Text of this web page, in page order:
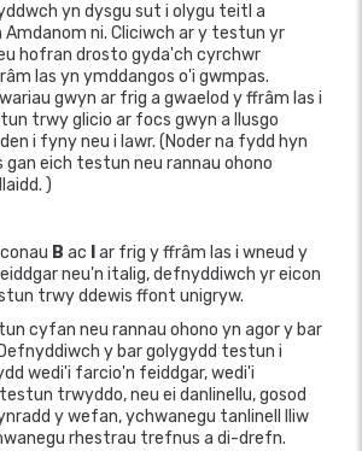
yn dysgu sut i olygu teitl a
ni. Cliciwch ar y testun yr
hofran drosto gyda'ch cyrchwr
las yn ymddangos o'i gwmpas.
gwyn ar frig a gwaelod y ffrâm las i
trwy glicio ar focs gwyn a llusgo
i fyny neu i lawr. (Noder na fydd hyn
gan eich testun neu rannau ohono
)
B ac Iar frig y ffrâm las i wneud y
neu'n italig, defnyddiwch yr eicon
trwy ddewis ffont unigryw.
cyfan neu rannau ohono yn agor y bar
y bar golygydd testun i
wedi'i farcio'n feiddgar, wedi'i
trwyddo, neu ei danlinellu, gosod
y wefan, ychwanegu tanlinell lliw
rhestrau trefnus a di-drefn.